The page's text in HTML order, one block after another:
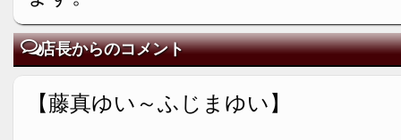
店長からのコメント
【藤真ゆい～ふじまゆい】